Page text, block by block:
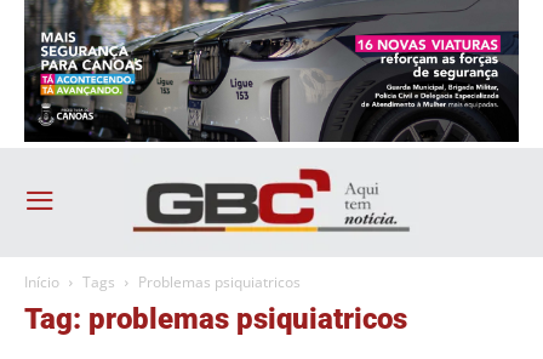
Início Tags Problemas psiquiatricos
Tag: problemas psiquiatricos